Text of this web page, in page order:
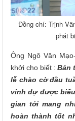
Đồng chí: Trịnh
phát
Ông Ngô Văn
khởi cho biết : Bản
lễ chào cờ đầu
vinh dự được
gian tới mang
hoàn thành tốt